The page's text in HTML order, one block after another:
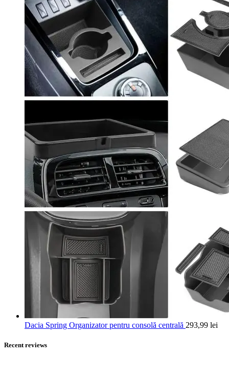
Dacia Spring Organizator pentru consolă centrală 293,99 lei
Recent reviews